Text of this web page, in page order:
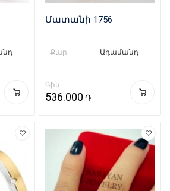
Մատանի 1756
Քար Ադամանդ
Գին
536.000 ֏